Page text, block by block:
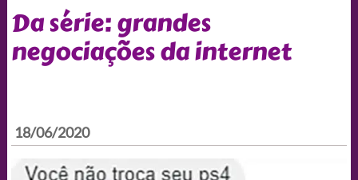
Da série: grandes
negociações da internet
18/06/2020